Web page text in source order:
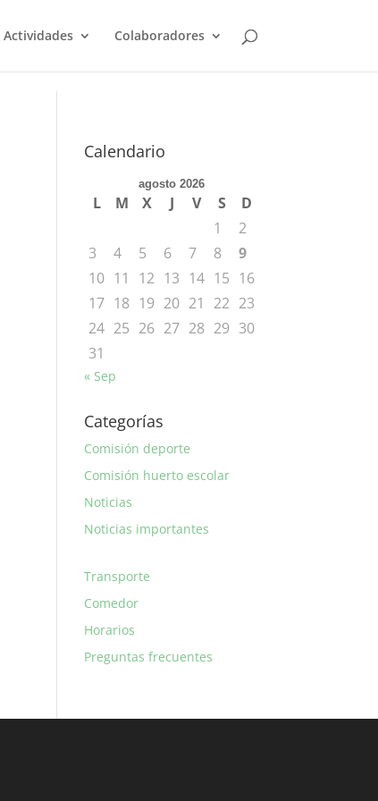
Actividades Colaboradores
Calendario
agosto 2026
L M X J V S
D
1
2
3
4 5 6 7 8
9
10 11 12 13 14 15 16
17 18 19 20 21 22 23
24 25 26 27 28 29 30
31
« Sep
Categorías
Comisión deporte
Comisión huerto escolar
Noticias
Noticias importantes
Transporte
Comedor
Horarios
Preguntas frecuentes